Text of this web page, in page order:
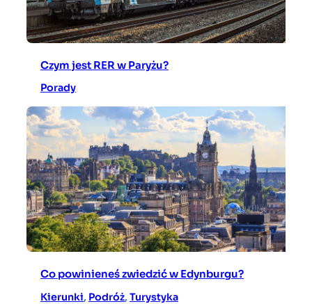
Czym jest RER w Paryżu?
Porady
Co powinieneś zwiedzić w Edynburgu?
Kierunki, Podróż, Turystyka